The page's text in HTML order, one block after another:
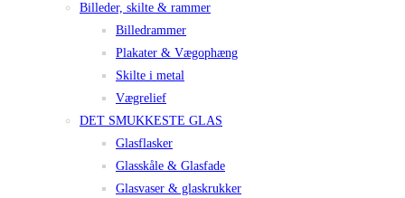
Billeder, skilte & rammer
Billedrammer
Plakater & Vægophæng
Skilte i metal
Vægrelief
DET SMUKKESTE GLAS
Glasflasker
Glasskåle & Glasfade
Glasvaser & glaskrukker